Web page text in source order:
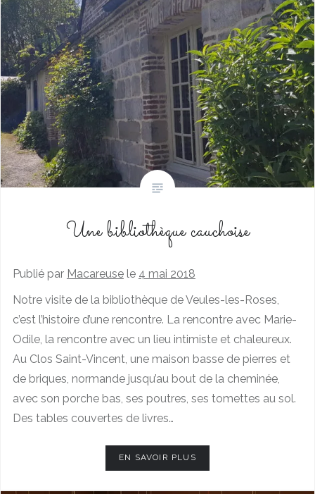
Une bibliothèque cauchoise
Publié par Macareusele 4 mai 2018
Notre visite de la bibliothèque de Veules-les-Roses,
c’est l’histoire d’une rencontre. La rencontre avec Marie-
Odile, la rencontre avec un lieu intimiste et chaleureux.
Au Clos Saint-Vincent, une maison basse de pierres et
de briques, normande jusqu’au bout de la cheminée,
avec son porche bas, ses poutres, ses tomettes au sol.
Des tables couvertes de livres…
EN SAVOIR PLUS